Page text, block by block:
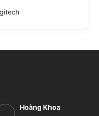
Hoàng Khoa